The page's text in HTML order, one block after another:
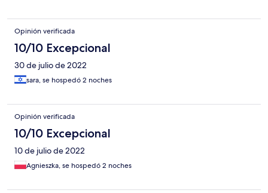
Opinión verificada
10/10 Excepcional
30 de julio de 2022
sara, se hospedó 2 noches
Opinión verificada
10/10 Excepcional
10 de julio de 2022
Agnieszka, se hospedó 2 noches